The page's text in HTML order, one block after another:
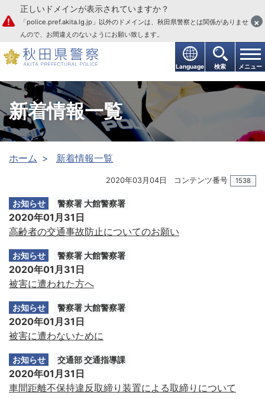
本文へ
Language 検索 メニュー
正しいドメインが表示されていますか？
「police.pref.akita.lg.jp」以外のドメインは、秋田県警察とは関係がありませ
んので、お間違えのないようにお願い致します。
×
新着情報一覧
ホーム 新着情報一覧
2020年03月04日 コンテンツ番号 1538
お知らせ 警察署 大館警察署
2020年01月31日
高齢者の交通事故防止についてのお願い
お知らせ 警察署 大館警察署
2020年01月31日
被害に遭われた方へ
お知らせ 警察署 大館警察署
2020年01月31日
被害に遭わないために
お知らせ 交通部 交通指導課
2020年01月31日
車間距離不保持違反取締り装置による取締りについて